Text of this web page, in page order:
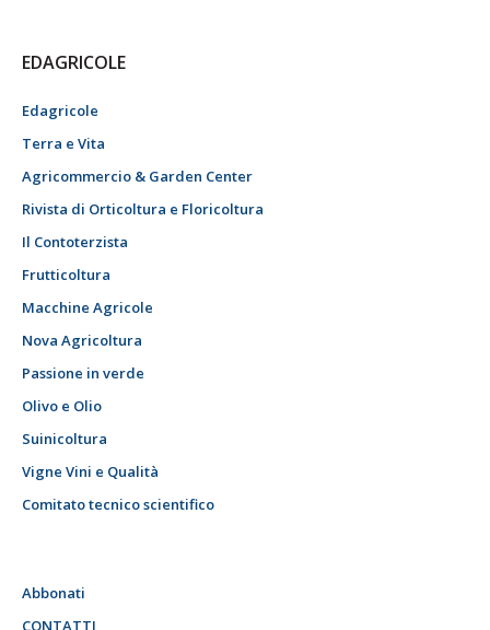
EDAGRICOLE
Edagricole
Terra e Vita
Agricommercio & Garden Center
Rivista di Orticoltura e Floricoltura
Il Contoterzista
Frutticoltura
Macchine Agricole
Nova Agricoltura
Passione in verde
Olivo e Olio
Suinicoltura
Vigne Vini e Qualità
Comitato tecnico scientifico
Abbonati